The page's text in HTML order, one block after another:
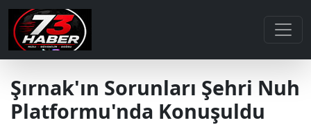
Şırnak'ın Sorunları Şehri Nuh
Platformu'nda Konuşuldu